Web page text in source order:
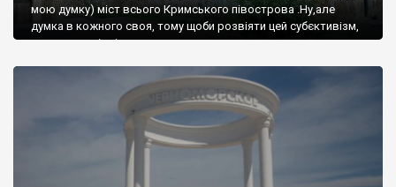
мою думку) міст всього Кримського півострова .Ну,але
думка в кожного своя, тому щоби розвіяти цей субєктивізм,
запрошую відвідати це